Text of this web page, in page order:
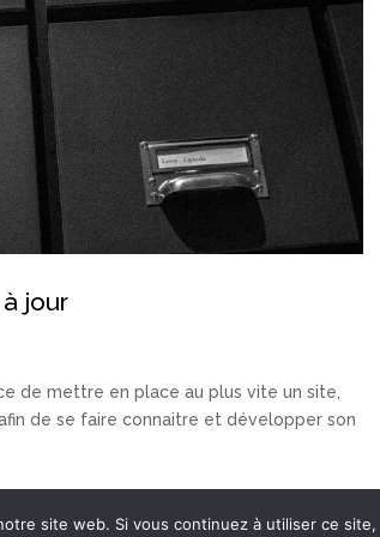
jour
de mettre en place au plus vite un site,
de se faire connaitre et développer son
site web. Si vous continuez à utiliser ce